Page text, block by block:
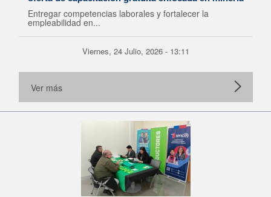
Entregar competencias laborales y fortalecer la
empleabilidad en...
Viernes, 24 Julio, 2026 - 13:11
Ver más